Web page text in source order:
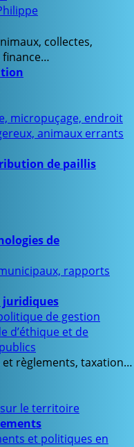
collectes,
finance…
micropuçage, endroit
animaux errants
de paillis
de
rapports
juridiques
de gestion
d’éthique et de
règlements, taxation…
le territoire
et politiques en